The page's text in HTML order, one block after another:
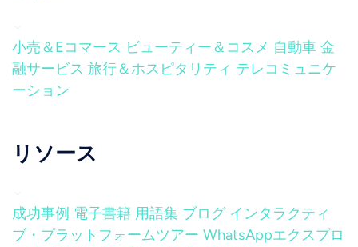
小売＆Eコマース ビューティー＆コスメ 自動車 金
融サービス 旅行＆ホスピタリティ テレコミュニケ
ーション
リソース
成功事例 電子書籍 用語集 ブログ インタラクティ
ブ・プラットフォームツアー WhatsAppエクスプロ